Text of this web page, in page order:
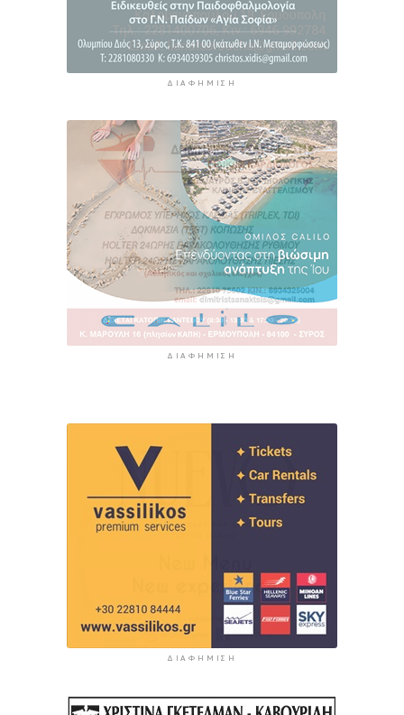
ΔΙΑΦΉΜΙΣΗ
ΔΙΑΦΉΜΙΣΗ
ΔΙΑΦΉΜΙΣΗ